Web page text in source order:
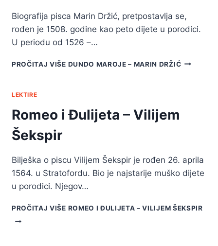
Biografija pisca Marin Držić, pretpostavlja se,
rođen je 1508. godine kao peto dijete u porodici.
U periodu od 1526 –…
PROČITAJ VIŠE DUNDO MAROJE – MARIN DRŽIĆ
LEKTIRE
Romeo i Đulijeta – Vilijem
Šekspir
Bilješka o piscu Vilijem Šekspir je rođen 26. aprila
1564. u Stratofordu. Bio je najstarije muško dijete
u porodici. Njegov…
PROČITAJ VIŠE ROMEO I ĐULIJETA – VILIJEM ŠEKSPIR